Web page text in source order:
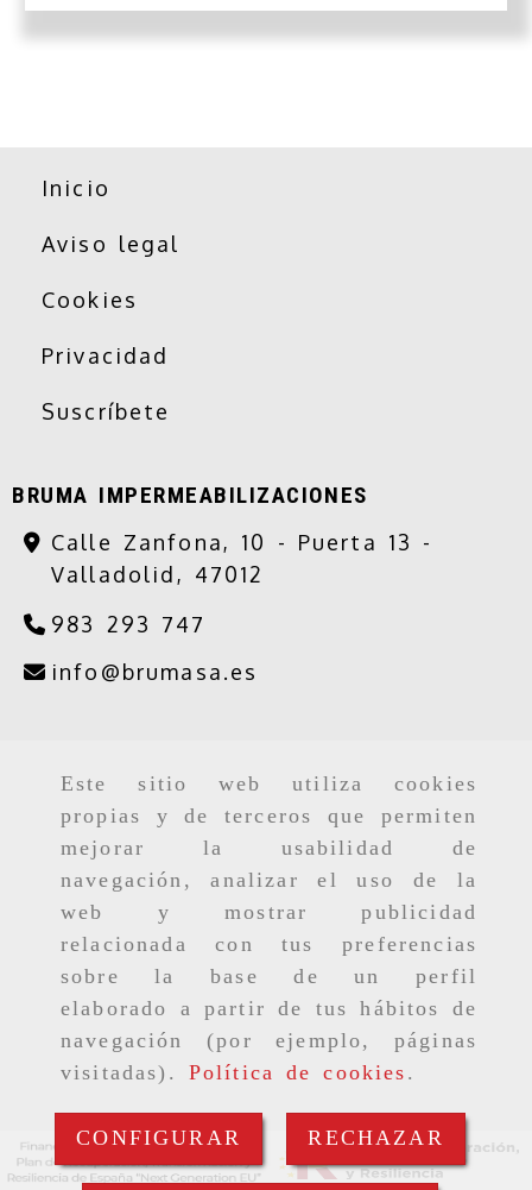
Este sitio web utiliza cookies
propias y de terceros que permiten
mejorar la usabilidad de
navegación, analizar el uso de la
web y mostrar publicidad
relacionada con tus preferencias
sobre la base de un perfil
elaborado a partir de tus hábitos de
navegación (por ejemplo, páginas
visitadas). Política de cookies .
CONFIGURAR RECHAZAR
Inicio
Aviso legal
Cookies
Privacidad
Suscríbete
BRUMA IMPERMEABILIZACIONES
Calle Zanfona, 10 - Puerta 13 -
Valladolid, 47012
983 293 747
info
brumasa.es